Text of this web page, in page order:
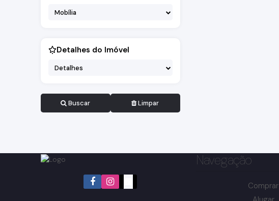
Mobília
Detalhes do Imóvel
Detalhes
Buscar Limpar
Navegação
Comprar